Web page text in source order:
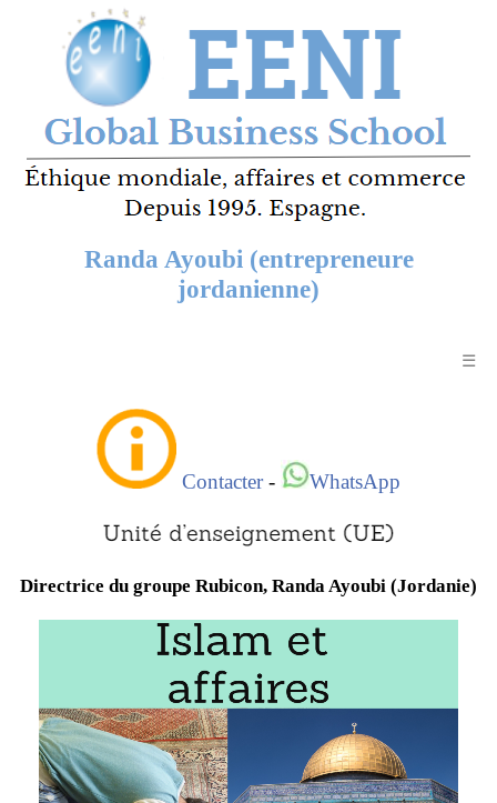
Randa Ayoubi (entrepreneure
jordanienne)
☰
Contacter- WhatsApp
Directrice du groupe Rubicon, Randa Ayoubi (Jordanie)